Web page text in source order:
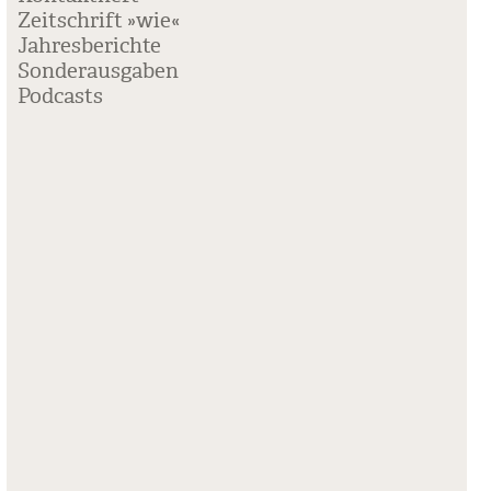
Zeitschrift »wie«
Jahresberichte
Sonderausgaben
Podcasts